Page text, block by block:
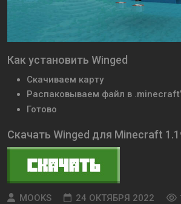
Как установить Winged
Скачиваем карту
Распаковываем файл в
Готово
Скачать Winged для Minecraft
MOOKS 24 ОКТЯБРЯ 2022